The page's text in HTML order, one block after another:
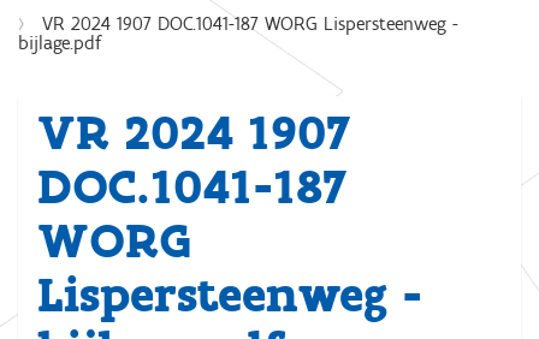
VR 2024 1907 DOC.1041-187 WORG Lispersteenweg -
bijlage.pdf
VR 2024 1907
DOC.1041-187
WORG
Lispersteenweg -